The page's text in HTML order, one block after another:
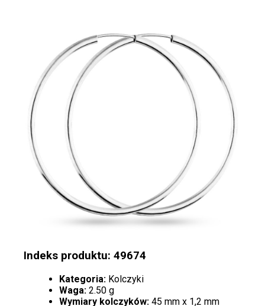
Indeks produktu: 49674
Kategoria: Kolczyki
Waga: 2.50 g
Wymiary kolczyków: 45 mm x 1,2 mm